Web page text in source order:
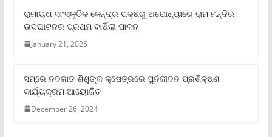
ରାମାୟଣ ସାଂସ୍କୃତିକ କେନ୍ଦ୍ର ପକ୍ଷରୁ ଅଯୋଧ୍ୟାରେ ରାମ ମନ୍ଦିର
ଉଦଘାଟନର ପ୍ରଥମ ବାର୍ଷିକୀ ପାଳନ
January 21, 2025
ସମ୍‌ରେ ନବଜାତ ଶିଶୁଙ୍କ କ୍ଷେତ୍ରରେ ପୁର୍ନଜୀବନ ପ୍ରଶିକ୍ଷଣ
କାର୍ଯ୍ୟକ୍ରମ ଆୟୋଜିତ
December 26, 2024